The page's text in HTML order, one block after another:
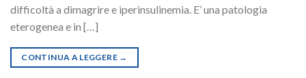
difficoltà a dimagrire e iperinsulinemia. E’ una patologia
eterogenea e in […]
CONTINUA A LEGGERE →